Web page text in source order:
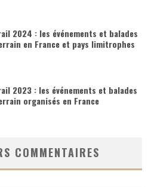
2024 : les événements et balades
en France et pays limitrophes
2023 : les événements et balades
organisés en France
COMMENTAIRES